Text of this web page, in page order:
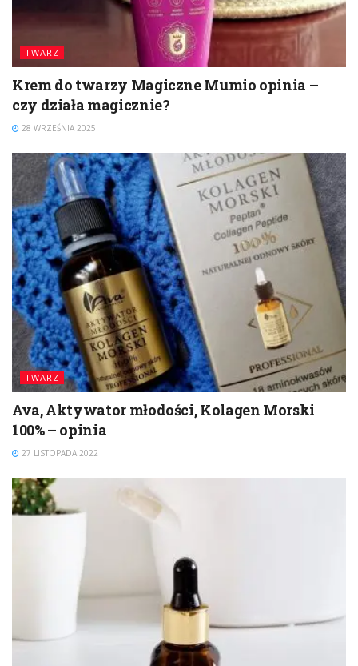
TWARZ
Krem do twarzy Magiczne Mumio opinia –
czy działa magicznie?
28 WRZEŚNIA 2025
TWARZ
Ava, Aktywator młodości, Kolagen Morski
100% – opinia
27 LISTOPADA 2022